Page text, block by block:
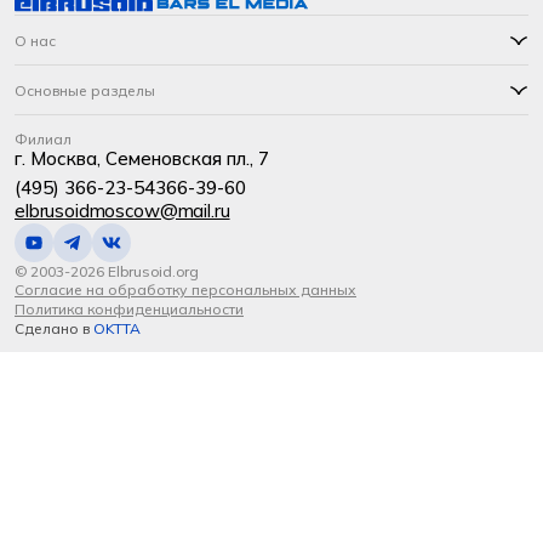
О нас
Основные разделы
Филиал
г. Москва, Семеновская пл., 7
(495) 366-23-54366-39-60
elbrusoidmoscow@mail.ru
© 2003-2026 Elbrusoid.org
Согласие на обработку персональных данных
Политика конфиденциальности
Сделано в OKTTA